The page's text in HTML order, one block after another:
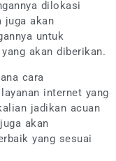
dilokasi
juga akan
untuk
akan diberikan.
cara
internet yang
jadikan acuan
akan
yang sesuai